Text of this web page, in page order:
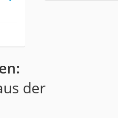
der